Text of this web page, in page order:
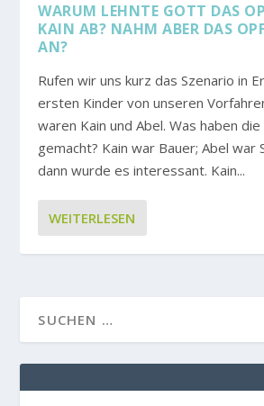
WARUM LEHNTE GOTT DAS
KAIN AB? NAHM ABER DAS
AN?
Rufen wir uns kurz das Szenario in
ersten Kinder von unseren
waren Kain und Abel. Was haben
gemacht? Kain war Bauer; Abel war
dann wurde es interessant. Kain...
WEITERLESEN